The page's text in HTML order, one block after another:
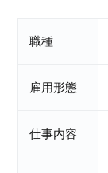
職種
雇用形態
仕事内容